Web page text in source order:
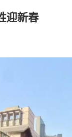
迎新春